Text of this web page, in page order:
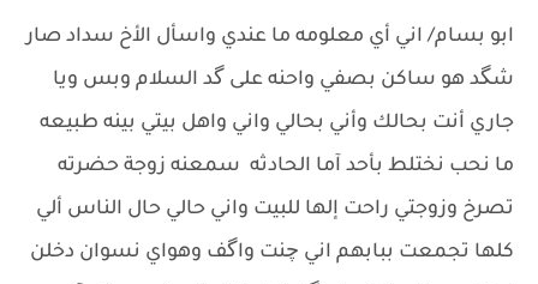
ابو بسام/ اني أي معلومه ما عندي واسأل الأخ سداد صار
شگد هو ساكن بصفي واحنه على گد السلام وبس ويا
جاري أنت بحالك وأني بحالي واني واهل بيتي بينه طبيعه
ما نحب نختلط بأحد آما الحادثه سمعنه زوجة حضرته
تصرخ وزوجتي راحت إلها للبيت واني حالي حال الناس ألي
كلها تجمعت ببابهم اني چنت واگف وهواي نسوان دخلن